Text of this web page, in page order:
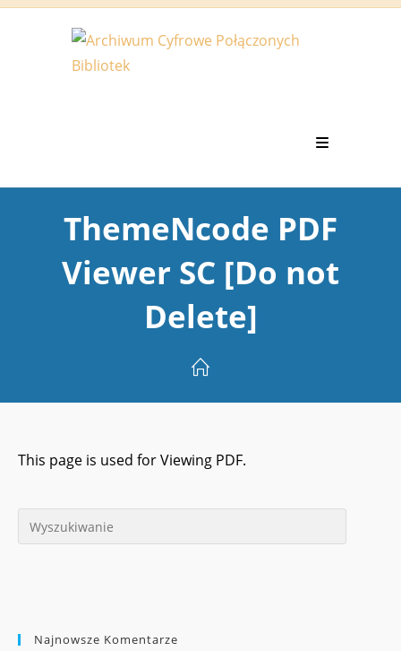
Koniec
ThemeNcode PDF
Viewer SC [Do not
Delete]
This page is used for Viewing PDF.
Najnowsze Komentarze